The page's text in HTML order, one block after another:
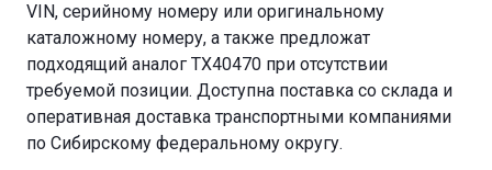
VIN, серийному номеру или оригинальному
каталожному номеру, а также предложат
подходящий аналог TX40470 при отсутствии
требуемой позиции. Доступна поставка со склада и
оперативная доставка транспортными компаниями
по Сибирскому федеральному округу.